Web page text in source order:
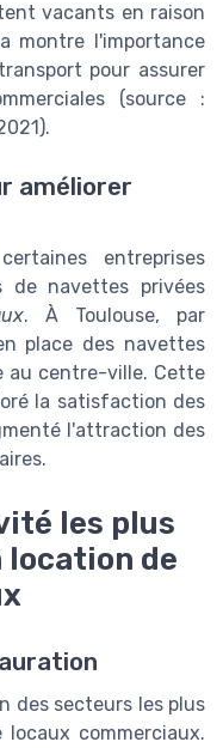
vacants en raison
montre l'importance
pour assurer
(source :
améliorer
entreprises
de navettes privées
. À Toulouse, par
place des navettes
au centre-ville. Cette
la satisfaction des
l'attraction des
les plus
location de
des secteurs les plus
commerciaux.